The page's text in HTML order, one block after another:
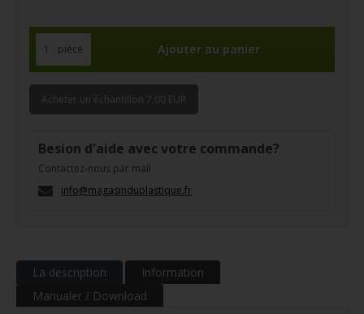
pièce
Acheter un échantillon 7,00 EUR
Besion d'aide avec votre commande?
Contactez-nous par mail
info@magasinduplastique.fr
La description
Information
Manualer / Download